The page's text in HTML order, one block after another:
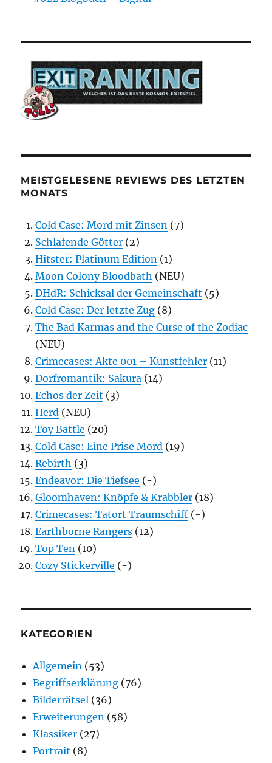
MEISTGELESENE REVIEWS DES LETZTEN
MONATS
Cold Case: Mord mit Zinsen (7)
Schlafende Götter (2)
Hitster: Platinum Edition (1)
Moon Colony Bloodbath (NEU)
DHdR: Schicksal der Gemeinschaft (5)
Cold Case: Der letzte Zug (8)
The Bad Karmas and the Curse of the Zodiac
(NEU)
Crimecases: Akte 001 – Kunstfehler (11)
Dorfromantik: Sakura (14)
Echos der Zeit (3)
Herd (NEU)
Toy Battle (20)
Cold Case: Eine Prise Mord (19)
Rebirth (3)
Endeavor: Die Tiefsee (-)
Gloomhaven: Knöpfe & Krabbler (18)
Crimecases: Tatort Traumschiff (-)
Earthborne Rangers (12)
Top Ten (10)
Cozy Stickerville (-)
KATEGORIEN
Allgemein (53)
Begriffserklärung (76)
Bilderrätsel (36)
Erweiterungen (58)
Klassiker (27)
Portrait (8)